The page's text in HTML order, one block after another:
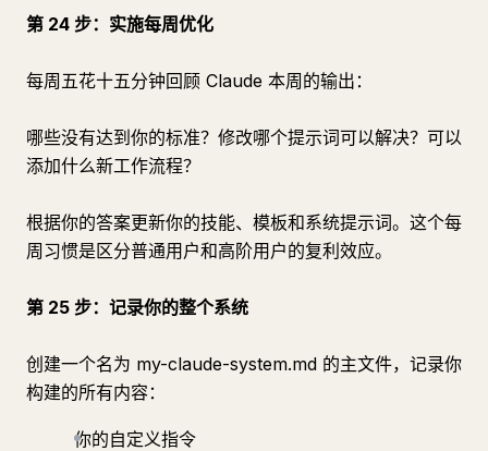
第 24 步：实施每周优化
每周五花十五分钟回顾 Claude 本周的输出：
哪些没有达到你的标准？修改哪个提示词可以解决？可以
添加什么新工作流程？
根据你的答案更新你的技能、模板和系统提示词。这个每
周习惯是区分普通用户和高阶用户的复利效应。
第 25 步：记录你的整个系统
创建一个名为 my-claude-system.md 的主文件，记录你
构建的所有内容：
你的自定义指令